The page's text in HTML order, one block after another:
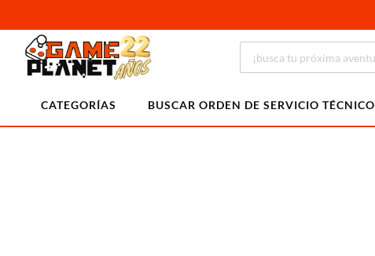
CATEGORÍAS BUSCAR ORDEN DE SERVICIO TÉCNICO